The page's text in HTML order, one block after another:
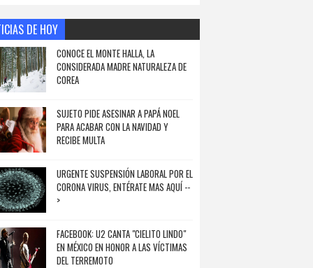
DE HOY
CONOCE EL MONTE HALLA, LA
CONSIDERADA MADRE NATURALEZA DE
COREA
SUJETO PIDE ASESINAR A PAPÁ NOEL
PARA ACABAR CON LA NAVIDAD Y
RECIBE MULTA
URGENTE SUSPENSIÓN LABORAL POR EL
CORONA VIRUS, ENTÉRATE MAS AQUÍ --
>
FACEBOOK: U2 CANTA "CIELITO LINDO"
EN MÉXICO EN HONOR A LAS VÍCTIMAS
DEL TERREMOTO